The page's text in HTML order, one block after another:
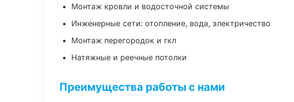
Монтаж кровли и водосточной системы
Инженерные сети: отопление, вода, электричество
Монтаж перегородок и гкл
Натяжные и реечные потолки
Преимущества работы с нами